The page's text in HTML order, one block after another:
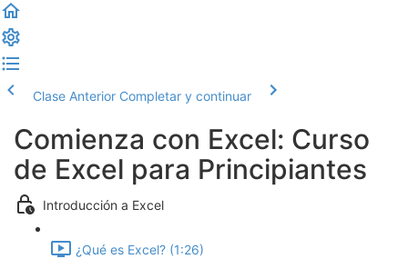
Clase Anterior Completar y continuar
Comienza con Excel: Curso
de Excel para Principiantes
Introducción a Excel
¿Qué es Excel? (1:26)